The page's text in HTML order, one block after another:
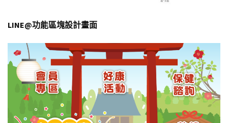
LINE@功能區塊設計畫面